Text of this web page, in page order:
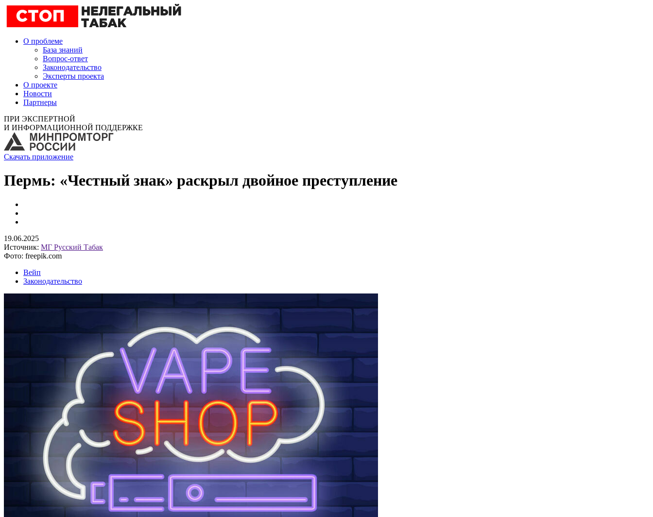
О проблеме
База знаний
Вопрос-ответ
Законодательство
Эксперты проекта
О проекте
Новости
Партнеры
ПРИ ЭКСПЕРТНОЙ
И ИНФОРМАЦИОННОЙ ПОДДЕРЖКЕ
Скачать приложение
Пермь: «Честный знак» раскрыл двойное преступление
19.06.2025
Источник: МГ Русский Табак
Фото: freepik.com
Вейп
Законодательство